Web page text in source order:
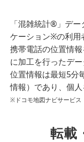
「混雑統計®」デ
ケーション※の利用
携帯電話の位置情
に加工を行ったデー
位置情報は最短5分
情報）であり、個人
※ドコモ地図ナビサービス
転載